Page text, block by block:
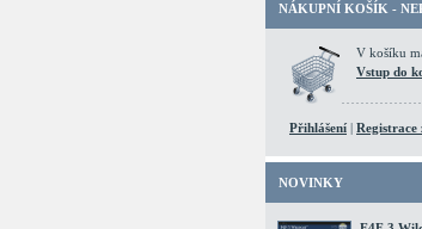
NÁKUPNÍ KOŠÍK -
V košíku
Vstup do
Přihlášení | Registrace
NOVINKY